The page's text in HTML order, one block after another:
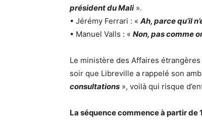
président du Mali ».
• Jérémy Ferrari : « Ah, parce qu’il
• Manuel Valls : « Non, pas comme
Le ministère des Affaires
soir que Libreville a rappelé son
consultations », voilà qui risque
La séquence commence à partir de